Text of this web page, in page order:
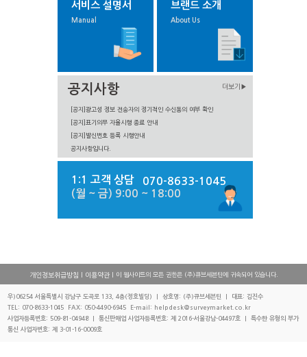
서비스 설명서
Manual
브랜드 소개
About Us
공지사항 더보기▶
[공지]광고성 정보 전송자의 정기적인 수신동의 여부 확인
[공지]표기의무 자율시행 종료 안내
[공지]발신번호 등록 시행안내
공지사항입니다.
1:1 고객 상담
070-8633-1045
(월 ~ 금) 9:00 ~ 18:00
개인정보취급방침 이용약관| 이 웹사이트의 모든 권한은 (주)큐브세븐틴에 귀속되어 있습니다.
우)06254 서울특별시 강남구 도곡로 133, 4층(정호빌딩) | 상호명: (주)큐브세븐틴 | 대표: 김진수
TEL: 070-8633-1045 FAX: 050-4490-6945 E-mail: helpdesk@surveymarket.co.kr
사업자등록번호: 509-81-04948 | 통신판매업 사업자등록번호: 제 2016-서울강남-04497호 | 특수한 유형의 부가
통신 사업자번호: 제 3-01-16-0009호